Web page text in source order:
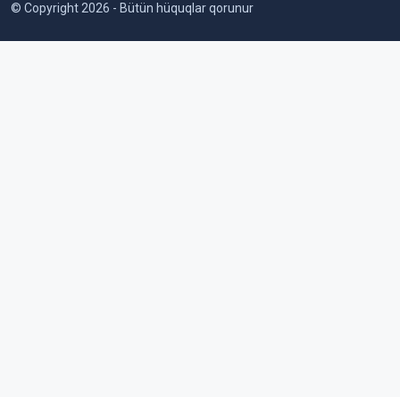
© Copyright 2026 - Bütün hüquqlar qorunur